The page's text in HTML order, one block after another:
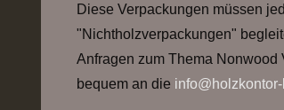
Diese Verpackungen müssen
"Nichtholzverpackungen"
Anfragen zum Thema Nonwood
bequem an die